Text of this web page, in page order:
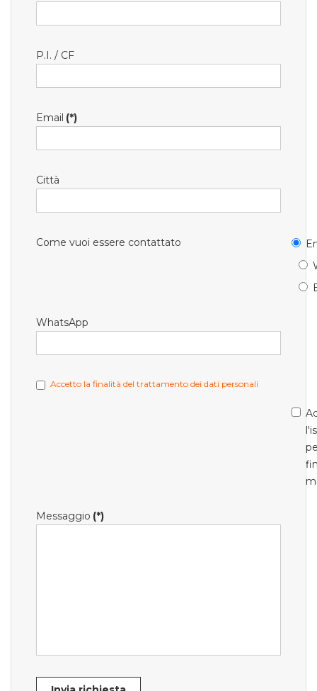
P.I. / CF
Email (*)
Città
Come vuoi essere contattato
WhatsApp
Accetto la finalità del trattamento dei dati personali
Messaggio (*)